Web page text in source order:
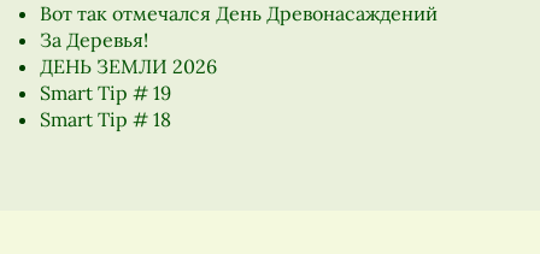
Вот так отмечался День Древонасаждений
За Деревья!
ДЕНЬ ЗЕМЛИ 2026
Smart Tip # 19
Smart Tip # 18